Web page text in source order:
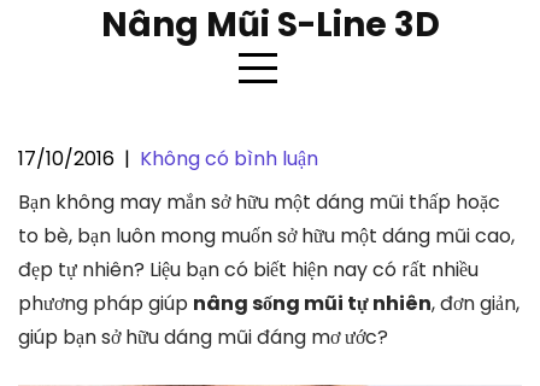
Nâng Mũi S-Line 3D
Có bao nhiêu phương pháp nâng
sống mũi tự nhiên ?
17/10/2016 | Không có bình luận
Bạn không may mắn sở hữu một dáng mũi thấp hoặc
to bè, bạn luôn mong muốn sở hữu một dáng mũi cao,
đẹp tự nhiên? Liệu bạn có biết hiện nay có rất nhiều
phương pháp giúp nâng sống mũi tự nhiên, đơn giản,
giúp bạn sở hữu dáng mũi đáng mơ ước?